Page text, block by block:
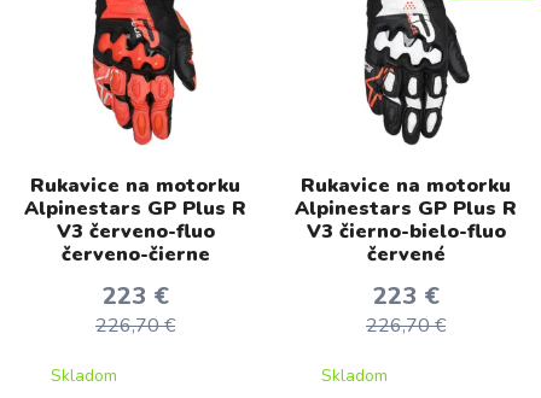
Rukavice na motorku
Alpinestars GP Plus R
V3 červeno-fluo
červeno-čierne
223 €
226,70 €
Skladom
Rukavice na motorku
Alpinestars GP Plus R
V3 čierno-bielo-fluo
červené
223 €
226,70 €
Skladom